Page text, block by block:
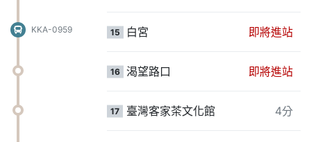
15 白宮 即將進站
KKA-0959
16 渴望路口 即將進站
17 臺灣客家茶文化館 4分